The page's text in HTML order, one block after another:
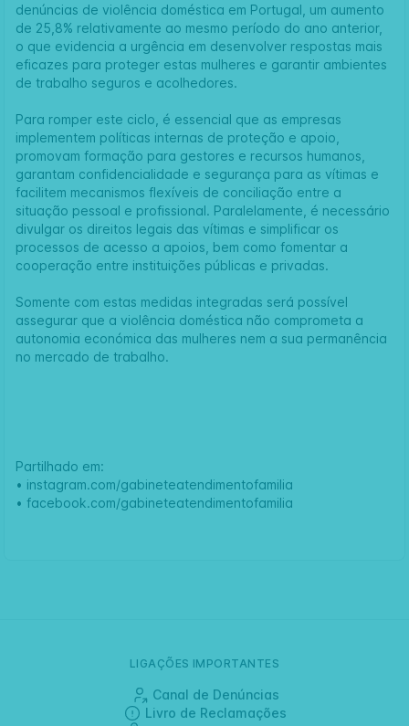
denúncias de violência doméstica em Portugal, um aumento
de 25,8% relativamente ao mesmo período do ano anterior,
o que evidencia a urgência em desenvolver respostas mais
eficazes para proteger estas mulheres e garantir ambientes
de trabalho seguros e acolhedores.
Para romper este ciclo, é essencial que as empresas
implementem políticas internas de proteção e apoio,
promovam formação para gestores e recursos humanos,
garantam confidencialidade e segurança para as vítimas e
facilitem mecanismos flexíveis de conciliação entre a
situação pessoal e profissional. Paralelamente, é necessário
divulgar os direitos legais das vítimas e simplificar os
processos de acesso a apoios, bem como fomentar a
cooperação entre instituições públicas e privadas.
Somente com estas medidas integradas será possível
assegurar que a violência doméstica não comprometa a
autonomia económica das mulheres nem a sua permanência
no mercado de trabalho.
Partilhado em:
• instagram.com/gabineteatendimentofamilia
• facebook.com/gabineteatendimentofamilia
LIGAÇÕES IMPORTANTES
Canal de Denúncias
Livro de Reclamações